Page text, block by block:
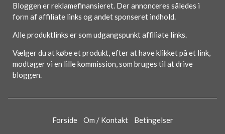
Bloggen er reklamefinansieret. Der annonceres således i
form af affiliate links og andet sponseret indhold.
Alle produktlinks er som udgangspunkt affiliate links.
Vælger du at købe et produkt, efter at have klikket på et link,
modtager vi en lille kommission, som bruges til at drive
bloggen.
Forside Om / Kontakt Betingelser